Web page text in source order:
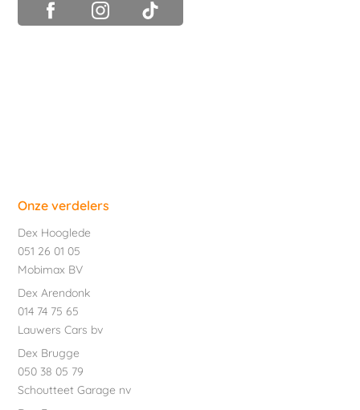
Onze verdelers
Dex Hooglede
051 26 01 05
Mobimax BV
Dex Arendonk
014 74 75 65
Lauwers Cars bv
Dex Brugge
050 38 05 79
Schoutteet Garage nv